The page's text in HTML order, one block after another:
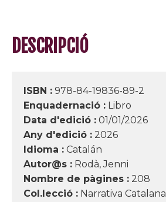
DESCRIPCIÓ
ISBN : 978-84-19836-89-2
Enquadernació : Libro
Data d'edició : 01/01/2026
Any d'edició : 2026
Idioma : Catalán
Autor@s : Rodà, Jenni
Nombre de pàgines : 208
Col.lecció : Narrativa Catalana